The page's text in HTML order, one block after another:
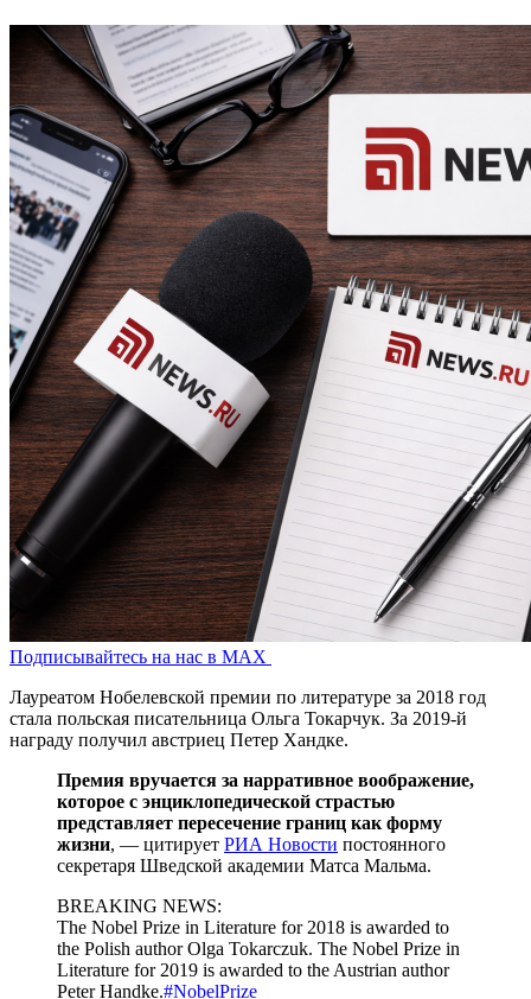
Подписывайтесь на нас в MAX
Лауреатом Нобелевской премии по литературе за 2018 год
стала польская писательница Ольга Токарчук. За 2019-й
награду получил австриец Петер Хандке.
Премия вручается за нарративное воображение,
которое с энциклопедической страстью
представляет пересечение границ как форму
жизни, — цитирует РИА Новости постоянного
секретаря Шведской академии Матса Мальма.
BREAKING NEWS:
The Nobel Prize in Literature for 2018 is awarded to
the Polish author Olga Tokarczuk. The Nobel Prize in
Literature for 2019 is awarded to the Austrian author
Peter Handke.#NobelPrize